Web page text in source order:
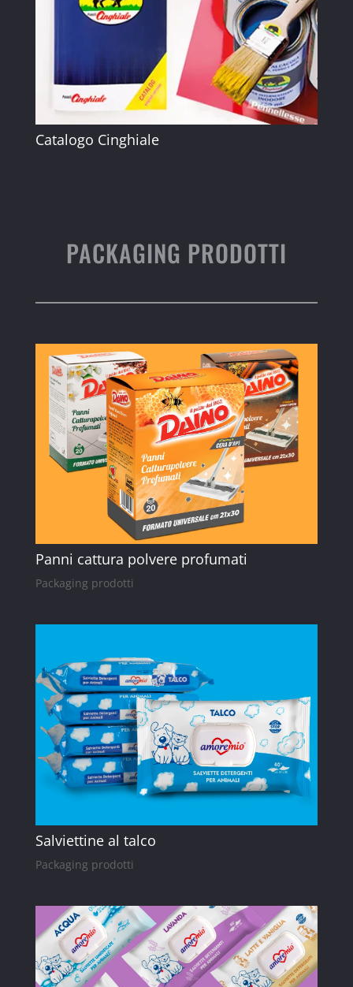
Catalogo Cinghiale
PACKAGING PRODOTTI
Panni cattura polvere profumati
Packaging prodotti
Salviettine al talco
Packaging prodotti